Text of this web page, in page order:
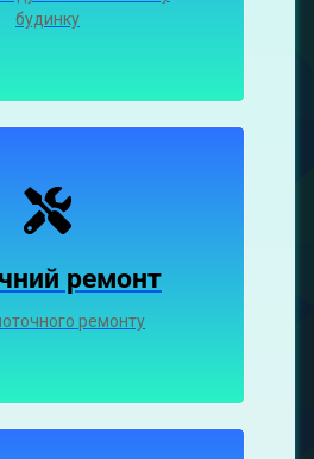
будинку
ремонт
ремонту